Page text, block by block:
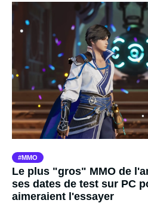
MMO
Le plus "gros" MMO de
ses dates de test sur PC
aimeraient l'essayer